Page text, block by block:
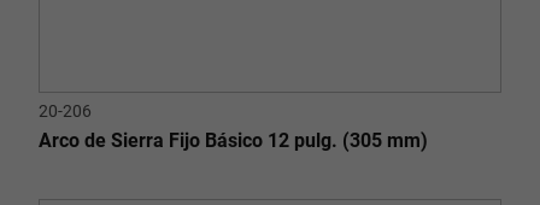
20-206
Arco de Sierra Fijo Básico 12 pulg. (305 mm)